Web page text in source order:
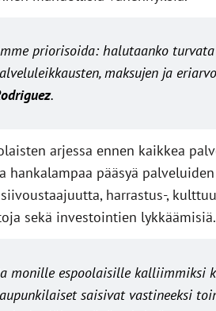
priorisoida: halutaanko
maksujen ja
.
arjessa ennen kaikkea
pääsyä
harrastus-,
sekä investointien lykkäämisiä.
monille espoolaisille kalliimmiksi
saisivat vastineeksi